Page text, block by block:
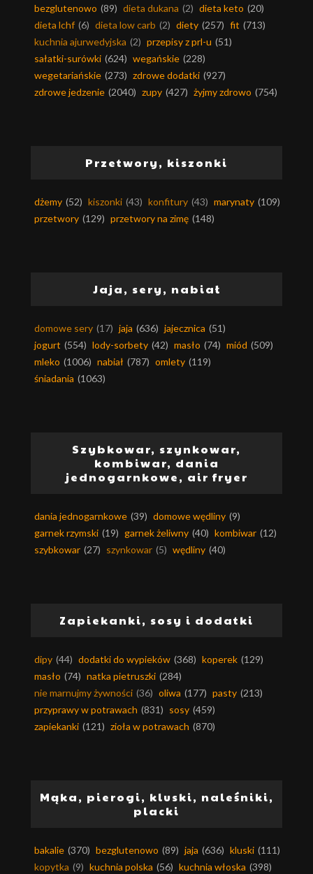
bezglutenowo (89) dieta dukana (2) dieta keto (20)
dieta lchf (6) dieta low carb (2) diety (257) fit (713)
kuchnia ajurwedyjska (2) przepisy z prl-u (51)
sałatki-surówki (624) wegańskie (228)
wegetariańskie (273) zdrowe dodatki (927)
zdrowe jedzenie (2040) zupy (427) żyjmy zdrowo (754)
Przetwory, kiszonki
dżemy (52) kiszonki (43) konfitury (43) marynaty (109)
przetwory (129) przetwory na zimę (148)
Jaja, sery, nabiał
domowe sery (17) jaja (636) jajecznica (51)
jogurt (554) lody-sorbety (42) masło (74) miód (509)
mleko (1006) nabiał (787) omlety (119)
śniadania (1063)
Szybkowar, szynkowar,
kombiwar, dania
jednogarnkowe, air fryer
dania jednogarnkowe (39) domowe wędliny (9)
garnek rzymski (19) garnek żeliwny (40) kombiwar (12)
szybkowar (27) szynkowar (5) wędliny (40)
Zapiekanki, sosy i dodatki
dipy (44) dodatki do wypieków (368) koperek (129)
masło (74) natka pietruszki (284)
nie marnujmy żywności (36) oliwa (177) pasty (213)
przyprawy w potrawach (831) sosy (459)
zapiekanki (121) zioła w potrawach (870)
Mąka, pierogi, kluski, naleśniki,
placki
bakalie (370) bezglutenowo (89) jaja (636) kluski (111)
kopytka (9) kuchnia polska (56) kuchnia włoska (398)